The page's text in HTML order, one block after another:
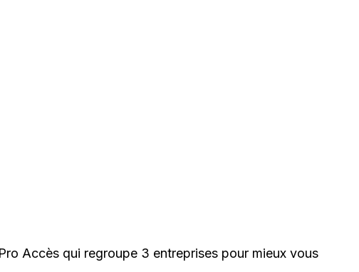
Accès qui regroupe 3 entreprises pour mieux vous